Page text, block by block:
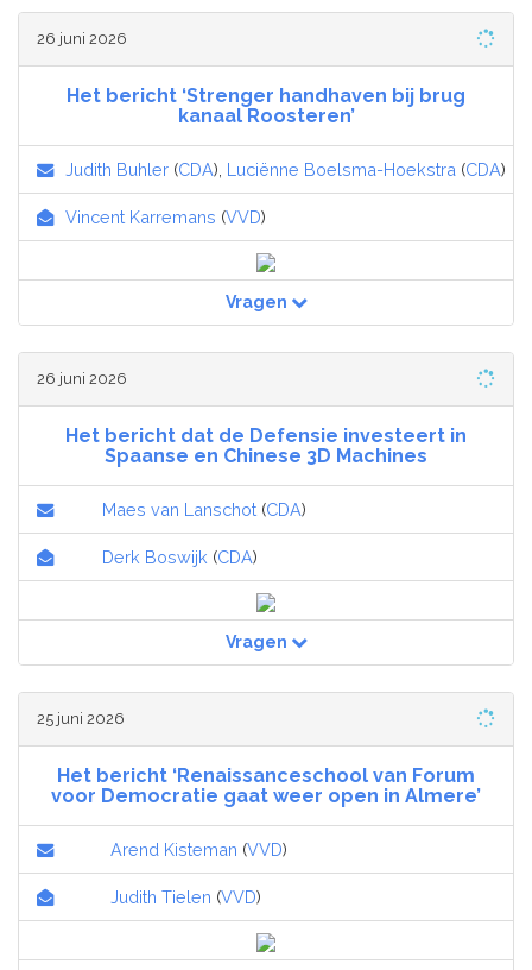
26 juni 2026
Het bericht ‘Strenger handhaven bij brug
kanaal Roosteren’
Judith Buhler (CDA), Luciënne Boelsma-Hoekstra (CDA)
Vincent Karremans (VVD)
Vragen
26 juni 2026
Het bericht dat de Defensie investeert in
Spaanse en Chinese 3D Machines
Maes van Lanschot (CDA)
Derk Boswijk (CDA)
Vragen
25 juni 2026
Het bericht ‘Renaissanceschool van Forum
voor Democratie gaat weer open in Almere’
Arend Kisteman (VVD)
Judith Tielen (VVD)